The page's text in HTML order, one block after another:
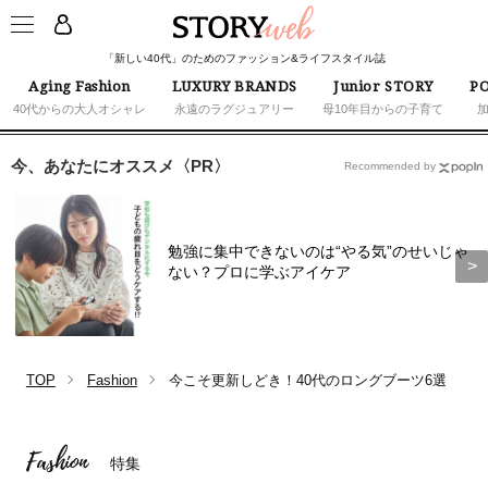
「新しい40代」のためのファッション&ライフスタイル誌
Aging Fashion
40代からの大人オシャレ
LUXURY BRANDS
永遠のラグジュアリー
Junior STORY
母10年目からの子育て
今、あなたにオススメ〈PR〉
勉強に集中できないのは“やる気”のせいじゃ
ない？プロに学ぶアイケア
Recommended by
TOP Fashion 今こそ更新しどき！40代のロングブーツ6選
Fashion 特集